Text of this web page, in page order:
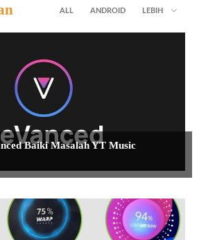
ALL ANDROID LEBIH
Baiki Masalah YT Music